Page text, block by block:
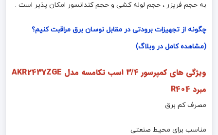
به حجم فریزر ، حجم لوله کشی و حجم کندانسور امکان پذیر است .
چگونه از تجهیزات برودتی در مقابل نوسان برق مراقبت کنیم؟
(مشاهده کامل در وبلاگ)
ویژگی های کمپرسور 3/4 اسب تکامسه مدل AKR2437ZGE
مبرد R404
مصرف کم برق
مناسب برای محیط صنعتی